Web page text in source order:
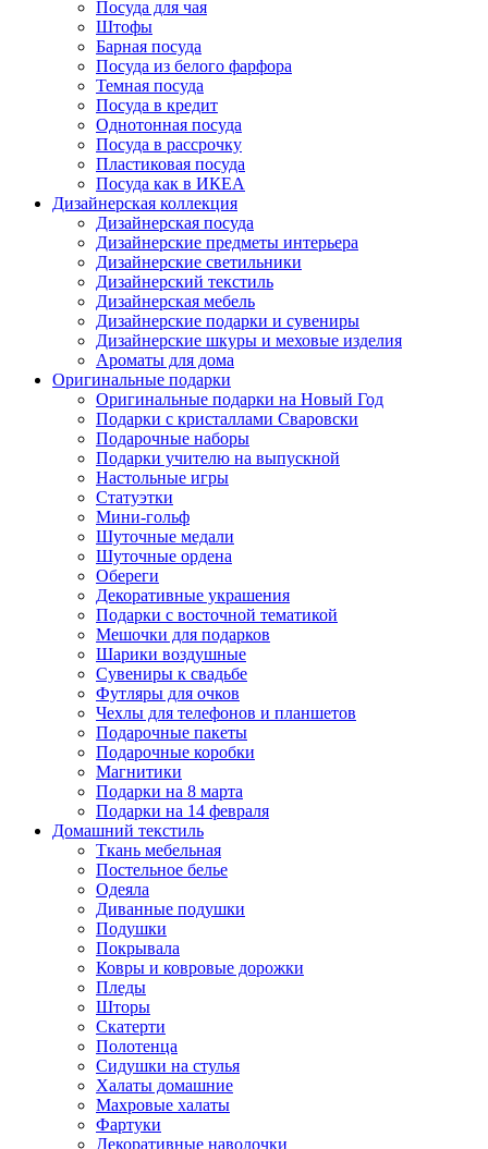
Посуда для чая
Штофы
Барная посуда
Посуда из белого фарфора
Темная посуда
Посуда в кредит
Однотонная посуда
Посуда в рассрочку
Пластиковая посуда
Посуда как в ИКЕА
Дизайнерская коллекция
Дизайнерская посуда
Дизайнерские предметы интерьера
Дизайнерские светильники
Дизайнерский текстиль
Дизайнерская мебель
Дизайнерские подарки и сувениры
Дизайнерские шкуры и меховые изделия
Ароматы для дома
Оригинальные подарки
Оригинальные подарки на Новый Год
Подарки с кристаллами Сваровски
Подарочные наборы
Подарки учителю на выпускной
Настольные игры
Статуэтки
Мини-гольф
Шуточные медали
Шуточные ордена
Обереги
Декоративные украшения
Подарки с восточной тематикой
Мешочки для подарков
Шарики воздушные
Сувениры к свадьбе
Футляры для очков
Чехлы для телефонов и планшетов
Подарочные пакеты
Подарочные коробки
Магнитики
Подарки на 8 марта
Подарки на 14 февраля
Домашний текстиль
Ткань мебельная
Постельное белье
Одеяла
Диванные подушки
Подушки
Покрывала
Ковры и ковровые дорожки
Пледы
Шторы
Скатерти
Полотенца
Сидушки на стулья
Халаты домашние
Махровые халаты
Фартуки
Декоративные наволочки